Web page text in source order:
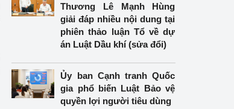
Thương Lê Mạnh Hùng
giải đáp nhiều nội dung tại
phiên thảo luận Tổ về dự
án Luật Dầu khí (sửa đổi)
Ủy ban Cạnh tranh Quốc
gia phổ biến Luật Bảo vệ
quyền lợi người tiêu dùng